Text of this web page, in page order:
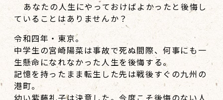
―― あなたの人生にやっておけばよかったと後悔し
ていることはありませんか？ ――
令和四年・東京。
中学生の宮崎陽菜は事故で死ぬ間際、何事にも一
生懸命になれなかった人生を後悔する。
記憶を持ったまま転生した先は戦後すぐの九州の
港町。
幼い紫藤礼子は決意した。今度こそ後悔のない人